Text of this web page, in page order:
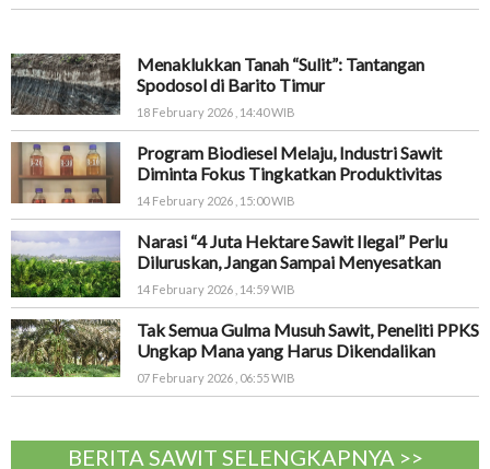
Menaklukkan Tanah “Sulit”: Tantangan
Spodosol di Barito Timur
18 February 2026 , 14:40 WIB
Program Biodiesel Melaju, Industri Sawit
Diminta Fokus Tingkatkan Produktivitas
14 February 2026 , 15:00 WIB
Narasi “4 Juta Hektare Sawit Ilegal” Perlu
Diluruskan, Jangan Sampai Menyesatkan
14 February 2026 , 14:59 WIB
Tak Semua Gulma Musuh Sawit, Peneliti PPKS
Ungkap Mana yang Harus Dikendalikan
07 February 2026 , 06:55 WIB
BERITA SAWIT SELENGKAPNYA >>